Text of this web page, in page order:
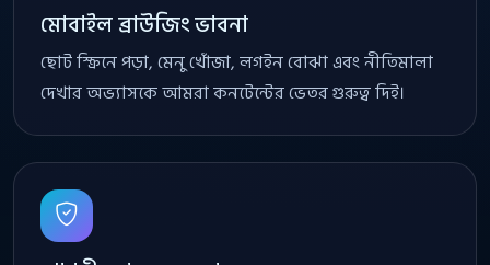
মোবাইল ব্রাউজিং ভাবনা
ছোট স্ক্রিনে পড়া, মেনু খোঁজা, লগইন বোঝা এবং নীতিমালা
দেখার অভ্যাসকে আমরা কনটেন্টের ভেতর গুরুত্ব দিই।